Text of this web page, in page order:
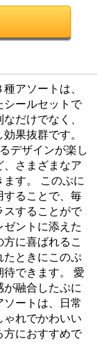
アソートは、
シールセットで
だけでなく、
果抜群です。
デザインが楽し
、さまざまなア
す。 このぷに
することで、毎
スすることがで
ントに添えた
に喜ばれるこ
たときにこのぷ
できます。 愛
融合したぷに
ートは、日常
ゃれでかわいい
方におすすめで